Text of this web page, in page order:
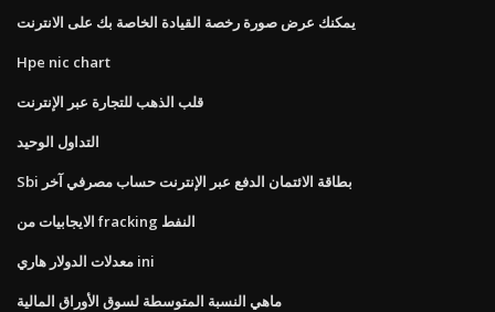
يمكنك عرض صورة رخصة القيادة الخاصة بك على الانترنت
Hpe nic chart
قلب الذهب للتجارة عبر الإنترنت
التداول الوحيد
Sbi بطاقة الائتمان الدفع عبر الإنترنت حساب مصرفي آخر
الايجابيات من fracking النفط
معدلات الدولار هاري ini
ماهي النسبة المتوسطة لسوق الأوراق المالية